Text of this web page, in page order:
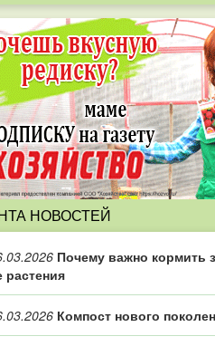
НОВОСТЕЙ
Почему важно кормить
растения
Компост нового